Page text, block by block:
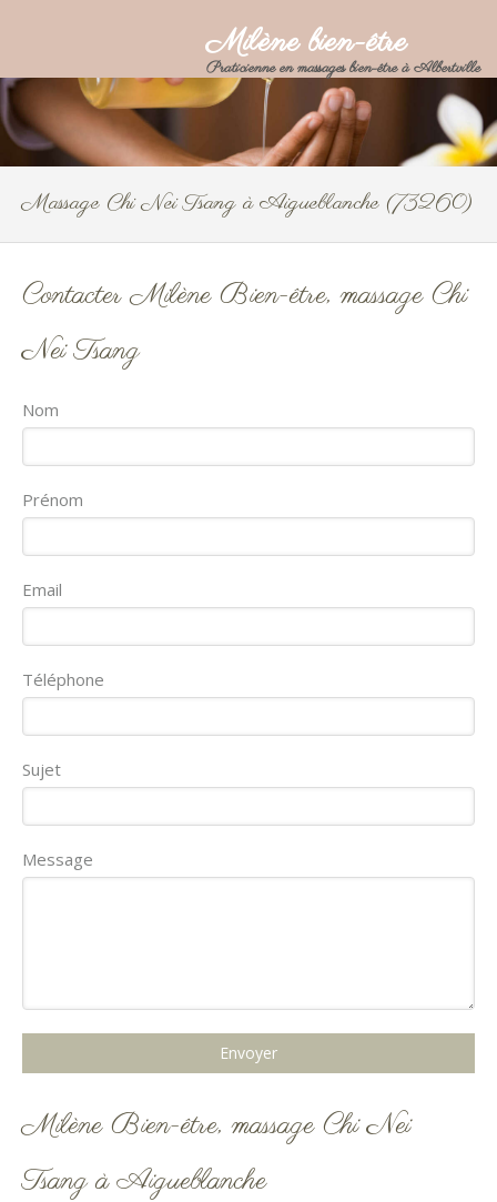
Milène bien-être
Praticienne en massages bien-être à Albertville
Massage Chi Nei Tsang à Aigueblanche (73260)
Contacter Milène Bien-être, massage Chi
Nei Tsang
Nom
Prénom
Email
Téléphone
Sujet
Message
Envoyer
Milène Bien-être, massage Chi Nei
Tsang à Aigueblanche